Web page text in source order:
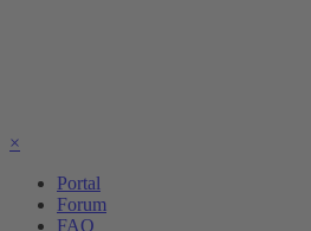
×
Portal
Forum
FAQ